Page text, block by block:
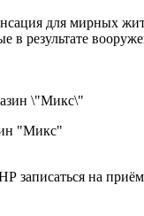
для мирных
в результате
"Микс"